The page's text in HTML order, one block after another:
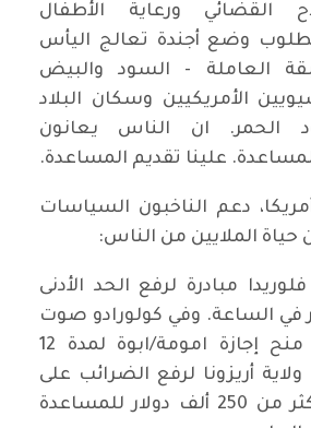
القضائي ورعاية الأطفال
وضع أجندة تعالج اليأس
العاملة - السود والبيض
الأمريكيين وسكان البلاد
الحمر. ان الناس يعانون
علينا تقديم المساعدة.
دعم الناخبون السياسات
حياة الملايين من الناس:
مبادرة لرفع الحد الأدنى
إلى 15 دولار في الساعة. وفي كولورادو صوت
الناخبون لصالح منح إجازة امومة/ابوة لمدة 12
أريزونا لرفع الضرائب على
الذين يكسبون أكثر من 250 ألف دولار للمساعدة